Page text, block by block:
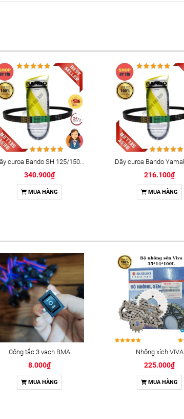
Dây curoa Bando SH 125/150 New 2013 (V916.5-23-30)
340.900₫
MUA HÀNG
216.100₫
MUA HÀNG
Công tắc 3 vạch BMA
8.000₫
MUA HÀNG
Nhông xích VIVA
225.000₫
MUA HÀNG